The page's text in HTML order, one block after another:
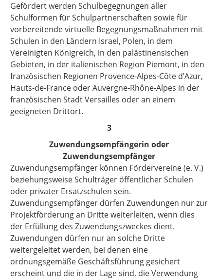
Gefördert werden Schulbegegnungen aller
Schulformen für Schulpartnerschaften sowie für
vorbereitende virtuelle Begegnungsmaßnahmen mit
Schulen in den Ländern Israel, Polen, in dem
Vereinigten Königreich, in den palästinensischen
Gebieten, in der italienischen Region Piemont, in den
französischen Regionen Provence-Alpes-Côte d’Azur,
Hauts-de-France oder Auvergne-Rhône-Alpes in der
französischen Stadt Versailles oder an einem
geeigneten Drittort.
3
Zuwendungsempfängerin oder
Zuwendungsempfänger
Zuwendungsempfänger können Fördervereine (e. V.)
beziehungsweise Schulträger öffentlicher Schulen
oder privater Ersatzschulen sein.
Zuwendungsempfänger dürfen Zuwendungen nur zur
Projektförderung an Dritte weiterleiten, wenn dies
der Erfüllung des Zuwendungszweckes dient.
Zuwendungen dürfen nur an solche Dritte
weitergeleitet werden, bei denen eine
ordnungsgemäße Geschäftsführung gesichert
erscheint und die in der Lage sind, die Verwendung